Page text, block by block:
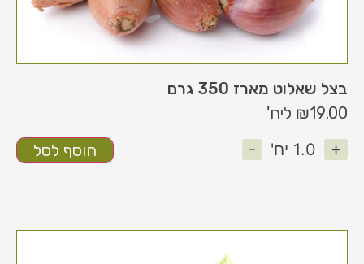
בצל שאלוט מארז 350 גרם
₪19.00
ליח'
-
1.0 יח' + הוסף לסל